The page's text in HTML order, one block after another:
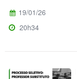
19/01/26
20h34